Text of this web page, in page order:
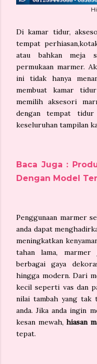
Di kamar tidur,
tempat
atau bahkan meja
permukaan marmer.
ini tidak hanya
membuat kamar
memilih aksesori
dengan tempat
keseluruhan tampilan
Baca Juga :
Dengan Model
Penggunaan marmer
anda dapat
meningkatkan
tahan lama, marmer
berbagai gaya
hingga modern. Dari
kecil seperti vas dan
nilai tambah yang tak
anda. Jika anda ingin
kesan mewah,hiasan
tepat.